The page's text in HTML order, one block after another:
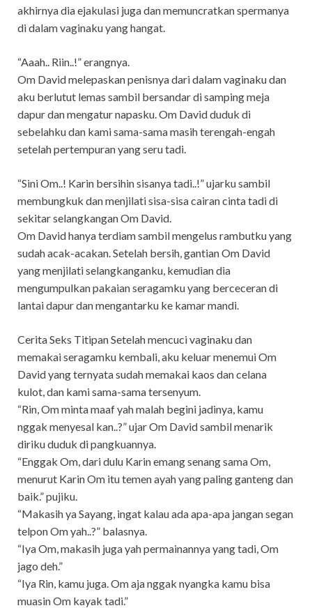
akhirnya dia ejakulasi juga dan memuncratkan spermanya
di dalam vaginaku yang hangat.
“Aaah.. Riin..!” erangnya.
Om David melepaskan penisnya dari dalam vaginaku dan
aku berlutut lemas sambil bersandar di samping meja
dapur dan mengatur napasku. Om David duduk di
sebelahku dan kami sama-sama masih terengah-engah
setelah pertempuran yang seru tadi.
“Sini Om..! Karin bersihin sisanya tadi..!” ujarku sambil
membungkuk dan menjilati sisa-sisa cairan cinta tadi di
sekitar selangkangan Om David.
Om David hanya terdiam sambil mengelus rambutku yang
sudah acak-acakan. Setelah bersih, gantian Om David
yang menjilati selangkanganku, kemudian dia
mengumpulkan pakaian seragamku yang berceceran di
lantai dapur dan mengantarku ke kamar mandi.
Cerita Seks Titipan Setelah mencuci vaginaku dan
memakai seragamku kembali, aku keluar menemui Om
David yang ternyata sudah memakai kaos dan celana
kulot, dan kami sama-sama tersenyum.
“Rin, Om minta maaf yah malah begini jadinya, kamu
nggak menyesal kan..?” ujar Om David sambil menarik
diriku duduk di pangkuannya.
“Enggak Om, dari dulu Karin emang senang sama Om,
menurut Karin Om itu temen ayah yang paling ganteng dan
baik.” pujiku.
“Makasih ya Sayang, ingat kalau ada apa-apa jangan segan
telpon Om yah..?” balasnya.
“Iya Om, makasih juga yah permainannya yang tadi, Om
jago deh.”
“Iya Rin, kamu juga. Om aja nggak nyangka kamu bisa
muasin Om kayak tadi.”